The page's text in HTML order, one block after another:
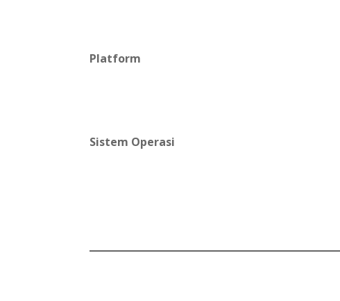
Platform
Sistem Operasi